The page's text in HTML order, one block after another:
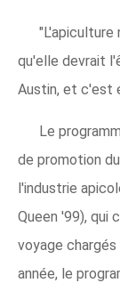
"L'apiculture
qu'elle devrait
Austin, et c'est
Le
de promotion
l'industrie
Queen '99), qui
voyage chargés
année, le